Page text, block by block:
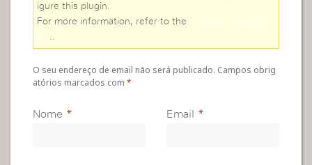
igure this plugin.
For more information, refer to the
online user guid
e
..
O seu endereço de email não será publicado. Campos obrig
atórios marcados com*
Nome * Email *